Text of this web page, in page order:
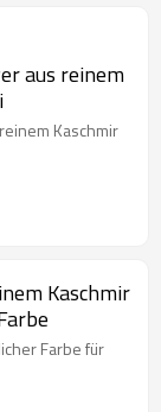
aus reinem
Kaschmir
Kaschmir
Farbe für